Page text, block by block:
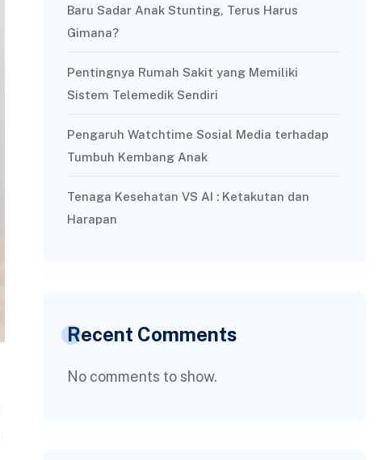
Baru Sadar Anak Stunting, Terus Harus
Gimana?
Pentingnya Rumah Sakit yang Memiliki
Sistem Telemedik Sendiri
Pengaruh Watchtime Sosial Media terhadap
Tumbuh Kembang Anak
Tenaga Kesehatan VS AI : Ketakutan dan
Harapan
Recent Comments
No comments to show.